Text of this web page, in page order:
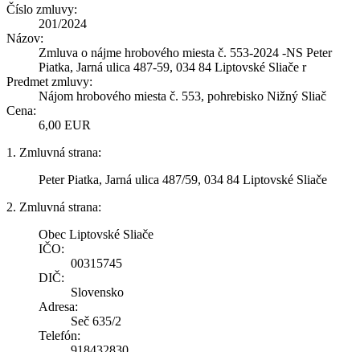
Číslo zmluvy:
201/2024
Názov:
Zmluva o nájme hrobového miesta č. 553-2024 -NS Peter
Piatka, Jarná ulica 487-59, 034 84 Liptovské Sliače r
Predmet zmluvy:
Nájom hrobového miesta č. 553, pohrebisko Nižný Sliač
Cena:
6,00 EUR
1. Zmluvná strana:
Peter Piatka, Jarná ulica 487/59, 034 84 Liptovské Sliače
2. Zmluvná strana:
Obec Liptovské Sliače
IČO:
00315745
DIČ:
Slovensko
Adresa:
Seč 635/2
Telefón: